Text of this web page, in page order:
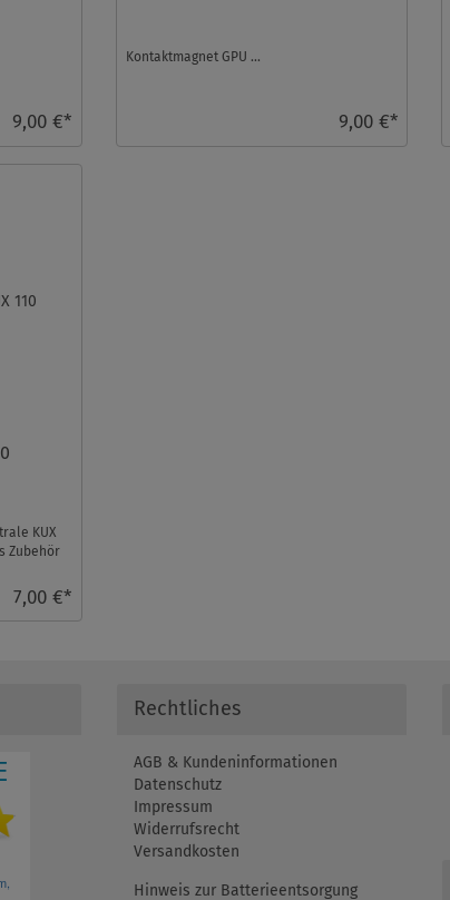
9,00 €*
Kontaktmagnet GPU ...
9,00 €*
KUX
Zubehör
7,00 €*
Rechtliches
AGB & Kundeninformationen
Datenschutz
Impressum
Widerrufsrecht
Versandkosten
Hinweis zur Batterieentsorgung